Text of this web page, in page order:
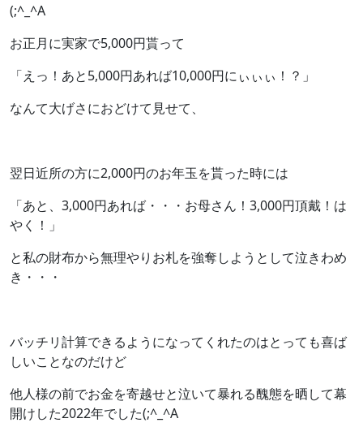
(;^_^A
お正月に実家で5,000円貰って
「えっ！あと5,000円あれば10,000円にぃぃぃ！？」
なんて大げさにおどけて見せて、
翌日近所の方に2,000円のお年玉を貰った時には
「あと、3,000円あれば・・・お母さん！3,000円頂戴！は
やく！」
と私の財布から無理やりお札を強奪しようとして泣きわめ
き・・・
バッチリ計算できるようになってくれたのはとっても喜ば
しいことなのだけど
他人様の前でお金を寄越せと泣いて暴れる醜態を晒して幕
開けした2022年でした(;^_^A